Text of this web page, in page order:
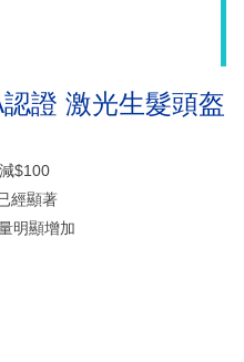
證 激光生髮頭盔
$100
經顯著
明顯增加